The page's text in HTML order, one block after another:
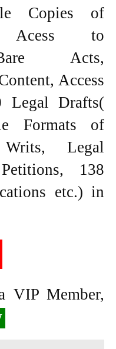
Copies of
Acess to
Acts,
Access
Legal Drafts(
Formats of
Legal
138
etc.) in
VIP Member,